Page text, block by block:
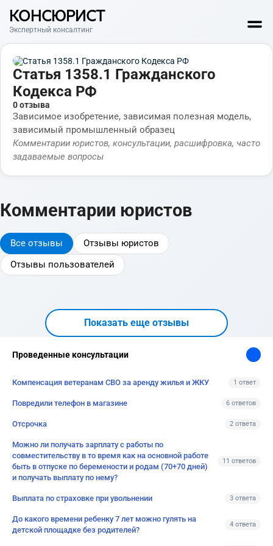
КОНСЮРИСТ
Экспертный консалтинг
Статья 1358.1 Гражданского
Кодекса РФ
0 отзыва
Зависимое изобретение, зависимая полезная модель,
зависимый промышленный образец
Комментарии юристов, консультации, расшифровка, часто
задаваемые вопросы
Комментарии юристов
Все отзывы
Отзывы юристов
Отзывы пользователей
Показать еще отзывы
Проведенные консультации
Компенсация ветеранам СВО за аренду жилья и ЖКУ 1 ответ
Повредили телефон в магазине 6 ответов
Отсрочка 2 ответа
Можно ли получать зарплату с работы по
совместительству в то время как на основной работе
быть в отпуске по беремености и родам (70+70 дней)
и получать выплату по нему?
11 ответов
Выплата по страховке при увольнении 3 ответа
До какого времени ребенку 7 лет можно гулять на
детской площадке без родителей?
4 ответа